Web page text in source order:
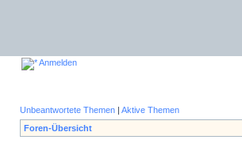
Anmelden
Unbeantwortete Themen | Aktive Themen
Foren-Übersicht